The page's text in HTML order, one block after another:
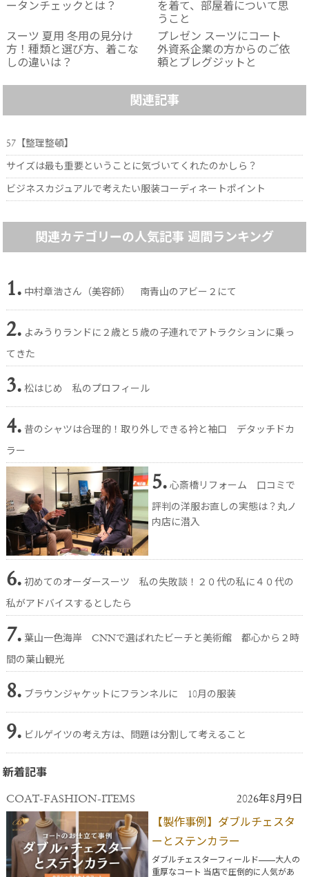
ータンチェックとは？
を着て、部屋着について思
うこと
スーツ 夏用 冬用の見分け
方！種類と選び方、着こな
しの違いは？
プレゼン スーツにコート
外資系企業の方からのご依
頼とブレグジットと
関連記事
57【整理整頓】
サイズは最も重要ということに気づいてくれたのかしら？
ビジネスカジュアルで考えたい服装コーディネートポイント
関連カテゴリーの人気記事 週間ランキング
1. 中村章浩さん（美容師） 南青山のアビー２にて
2. よみうりランドに２歳と５歳の子連れでアトラクションに乗っ
てきた
3. 松はじめ 私のプロフィール
4. 昔のシャツは合理的！取り外しできる衿と袖口 デタッチドカ
ラー
5. 心斎橋リフォーム 口コミで
評判の洋服お直しの実態は？丸ノ
内店に潜入
6. 初めてのオーダースーツ 私の失敗談！２０代の私に４０代の
私がアドバイスするとしたら
7. 葉山一色海岸 CNNで選ばれたビーチと美術館 都心から２時
間の葉山観光
8. ブラウンジャケットにフランネルに 10月の服装
9. ビルゲイツの考え方は、問題は分割して考えること
新着記事
COAT-FASHION-ITEMS 2026年8月9日
【製作事例】ダブルチェスタ
ーとステンカラー
ダブルチェスターフィールド——大人の
重厚なコート 当店で圧倒的に人気があ